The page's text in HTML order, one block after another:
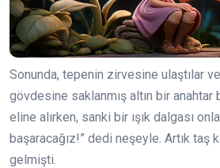
Sonunda, tepenin zirvesine ulaştılar
gövdesine saklanmış altın bir anahtar
eline alırken, sanki bir ışık dalgası
başaracağız!” dedi neşeyle. Artık taş
gelmişti.